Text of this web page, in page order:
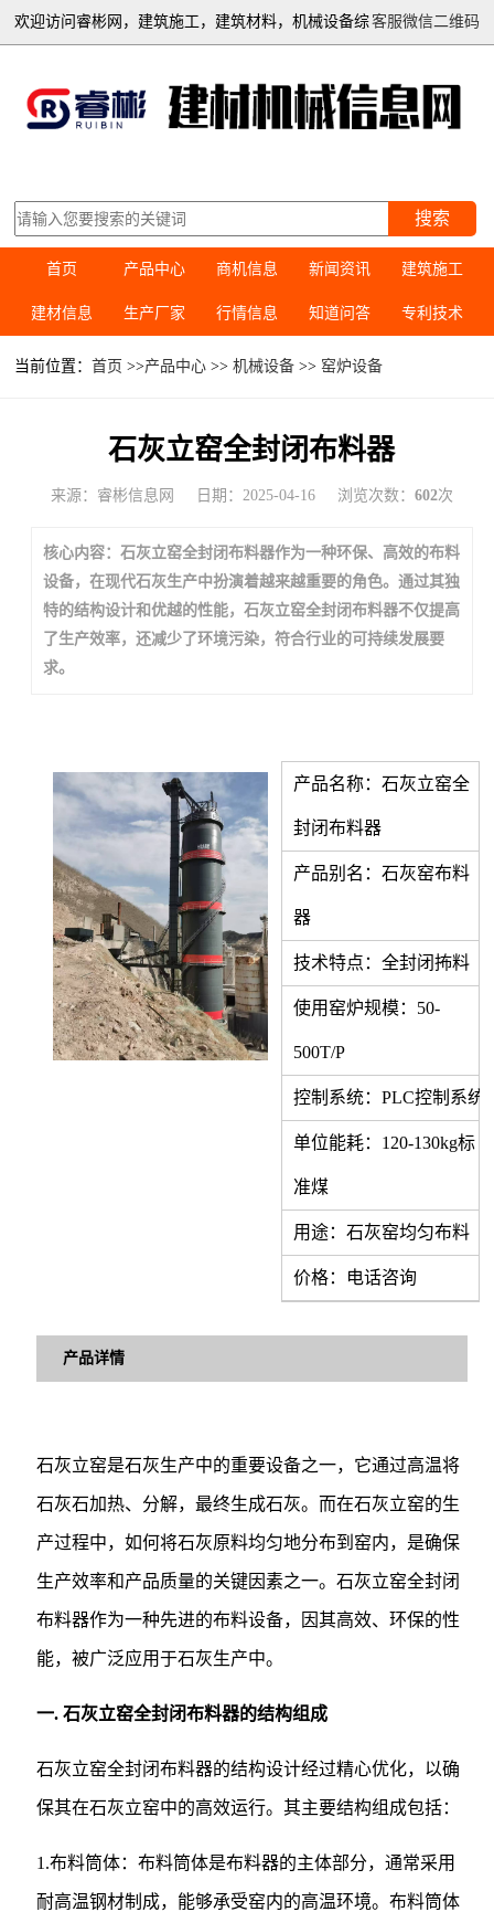
客服微信二维码
欢迎访问睿彬网，建筑施工，建筑材料，机械设备综
搜索
首页 产品中心 商机信息 新闻资讯 建筑施工
建材信息 生产厂家 行情信息 知道问答 专利技术
当前位置：首页 >>产品中心 >>机械设备 >>窑炉设备
石灰立窑全封闭布料器
来源：睿彬信息网 日期：2025-04-16 浏览次数： 602次
核心内容：石灰立窑全封闭布料器作为一种环保、高效的布料
设备，在现代石灰生产中扮演着越来越重要的角色。通过其独
特的结构设计和优越的性能，石灰立窑全封闭布料器不仅提高
了生产效率，还减少了环境污染，符合行业的可持续发展要
求。
产品名称： 石灰立窑全
封闭布料器
产品别名：石灰窑布料
器
技术特点：全封闭抪料
使用窑炉规模：50-
500T/P
控制系统：PLC控制系统
单位能耗：120-130kg标
准煤
用途：石灰窑均匀布料
价格：电话咨询
产品详情
石灰立窑是石灰生产中的重要设备之一，它通过高温将
石灰石加热、分解，最终生成石灰。而在石灰立窑的生
产过程中，如何将石灰原料均匀地分布到窑内，是确保
生产效率和产品质量的关键因素之一。石灰立窑全封闭
布料器作为一种先进的布料设备，因其高效、环保的性
能，被广泛应用于石灰生产中。
一. 石灰立窑全封闭布料器的结构组成
石灰立窑全封闭布料器的结构设计经过精心优化，以确
保其在石灰立窑中的高效运行。其主要结构组成包括：
1.布料筒体：布料筒体是布料器的主体部分，通常采用
耐高温钢材制成，能够承受窑内的高温环境。布料筒体